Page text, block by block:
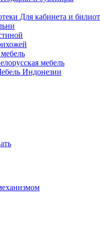
Для кабинета и
мебель
Индонезии